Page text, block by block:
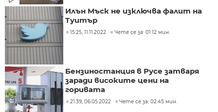
Илън Мъск не изключва фалит на
Туитър
15:25, 11.11.2022 Чете се за: 01:12 мин.
Бензиностанция в Русе затваря
заради високите цени на
горивата
21:39, 06.05.2022 Чете се за: 02:45 мин.